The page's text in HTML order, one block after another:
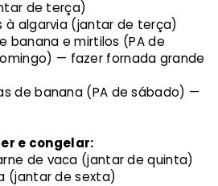
de terça)
à algarvia (jantar de terça)
banana e mirtilos (PA de
— fazer fornada grande
de banana (PA de sábado) —
e congelar:
de vaca (jantar de quinta)
(jantar de sexta)